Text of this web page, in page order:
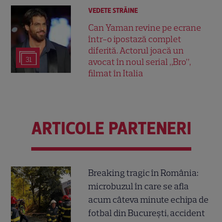
31
VEDETE STRĂINE
Can Yaman revine pe ecrane
într-o ipostază complet
diferită. Actorul joacă un
avocat în noul serial „Bro”,
filmat în Italia
ARTICOLE PARTENERI
Breaking tragic în România:
microbuzul în care se afla
acum câteva minute echipa de
fotbal din București, accident